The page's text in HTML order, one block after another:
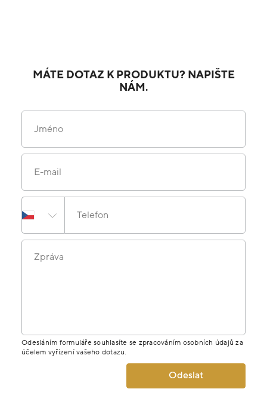
MÁTE DOTAZ K PRODUKTU? NAPIŠTE
NÁM.
Jméno
E-mail
Telefon
Zpráva
Odesláním formuláře souhlasíte se zpracováním osobních údajů za
účelem vyřízení vašeho dotazu.
Odeslat